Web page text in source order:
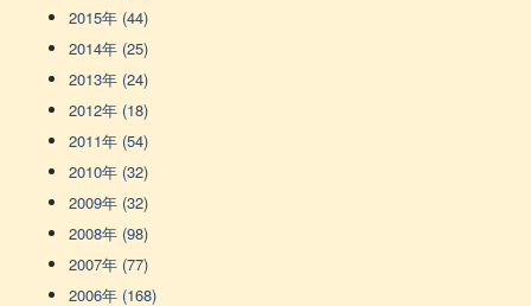
2015年 (44)
2014年 (25)
2013年 (24)
2012年 (18)
2011年 (54)
2010年 (32)
2009年 (32)
2008年 (98)
2007年 (77)
2006年 (168)